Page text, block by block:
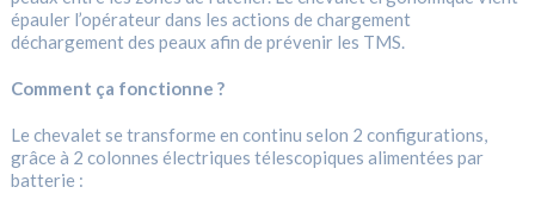
épauler l’opérateur dans les actions de chargement
déchargement des peaux afin de prévenir les TMS.
Comment ça fonctionne ?
Le chevalet se transforme en continu selon 2 configurations,
grâce à 2 colonnes électriques télescopiques alimentées par
batterie :